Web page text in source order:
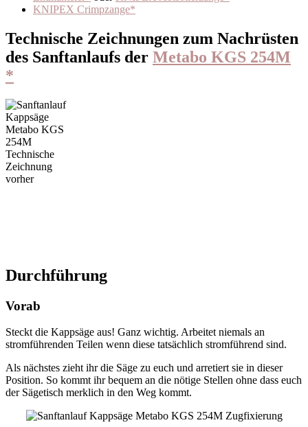
KNIPEX Crimpzange*
Technische Zeichnungen zum Nachrüsten
des Sanftanlaufs der Metabo KGS 254M
*
Durchführung
Vorab
Steckt die Kappsäge aus! Ganz wichtig. Arbeitet niemals an
stromführenden Teilen wenn diese tatsächlich stromführend sind.
Als nächstes zieht ihr die Säge zu euch und arretiert sie in dieser
Position. So kommt ihr bequem an die nötige Stellen ohne dass euch
der Sägetisch merklich in den Weg kommt.